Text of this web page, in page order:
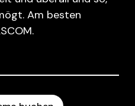
Am besten